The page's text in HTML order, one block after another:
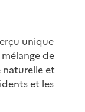
unique
de
et
et les